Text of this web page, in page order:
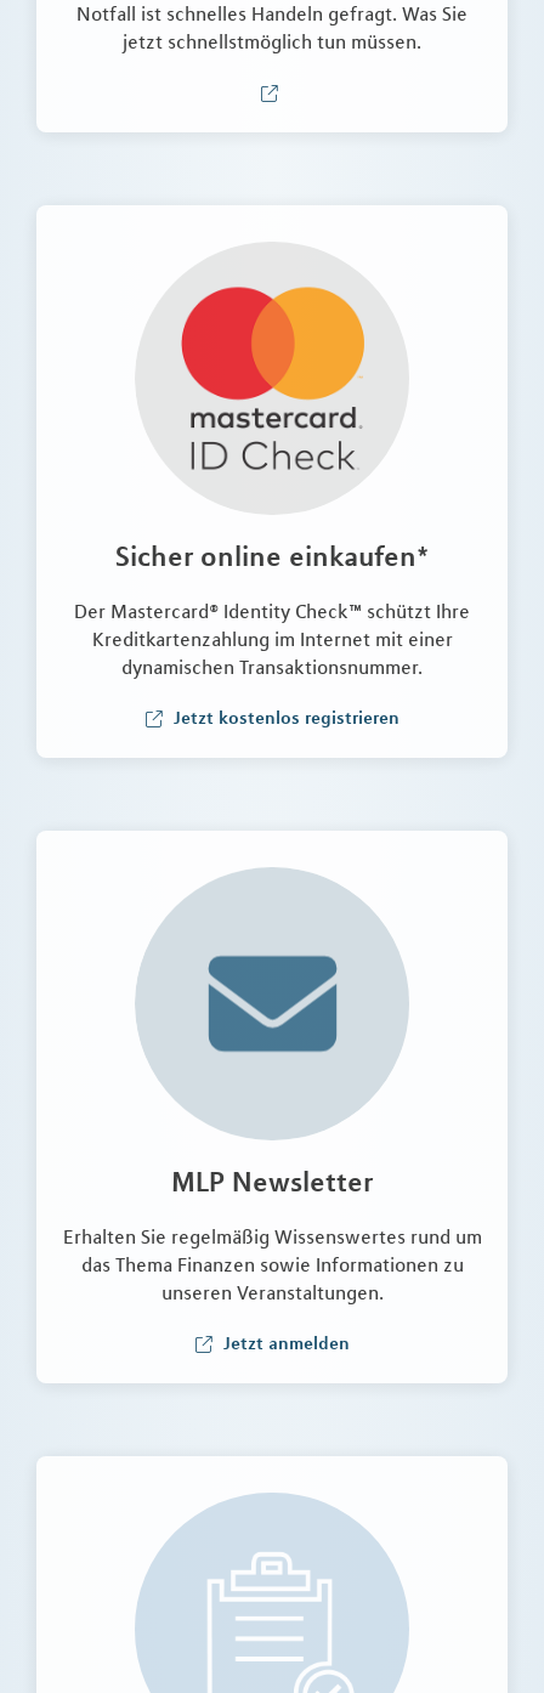
Notfall ist schnelles Handeln gefragt. Was Sie
jetzt schnellstmöglich tun müssen.
Sicher online einkaufen*
Der Mastercard® Identity Check™ schützt Ihre
Kreditkartenzahlung im Internet mit einer
dynamischen Transaktionsnummer.
Jetzt kostenlos registrieren
MLP Newsletter
Erhalten Sie regelmäßig Wissenswertes rund um
das Thema Finanzen sowie Informationen zu
unseren Veranstaltungen.
Jetzt anmelden